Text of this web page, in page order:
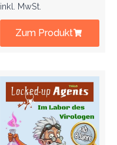
inkl. MwSt.
Zum Produkt